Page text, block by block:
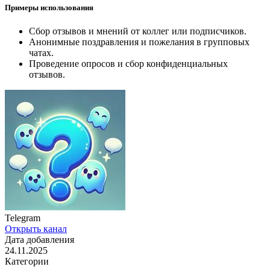
Примеры использования
Сбор отзывов и мнений от коллег или подписчиков.
Анонимные поздравления и пожелания в групповых
чатах.
Проведение опросов и сбор конфиденциальных
отзывов.
Telegram
Открыть канал
Дата добавления
24.11.2025
Категории